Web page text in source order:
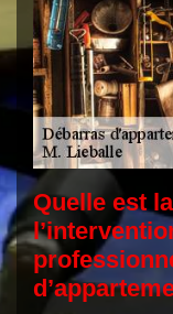
Quelle est